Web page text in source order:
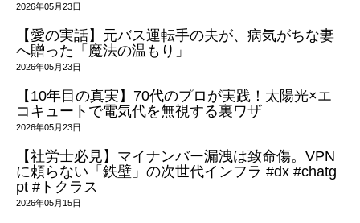
2026年05月23日
【愛の実話】元バス運転手の夫が、病気がちな妻
へ贈った「魔法の温もり」
2026年05月23日
【10年目の真実】70代のプロが実践！太陽光×エ
コキュートで電気代を無視する裏ワザ
2026年05月23日
【社労士必見】マイナンバー漏洩は致命傷。VPN
に頼らない「鉄壁」の次世代インフラ #dx #chatg
pt #トクラス
2026年05月15日